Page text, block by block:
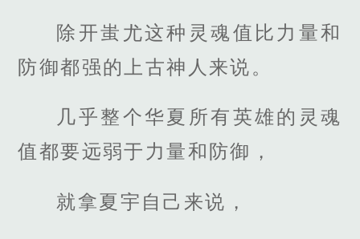
除开蚩尤这种灵魂值比力量和
防御都强的上古神人来说。
几乎整个华夏所有英雄的灵魂
值都要远弱于力量和防御，
就拿夏宇自己来说，